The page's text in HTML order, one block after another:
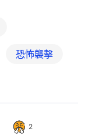
恐怖襲擊
2